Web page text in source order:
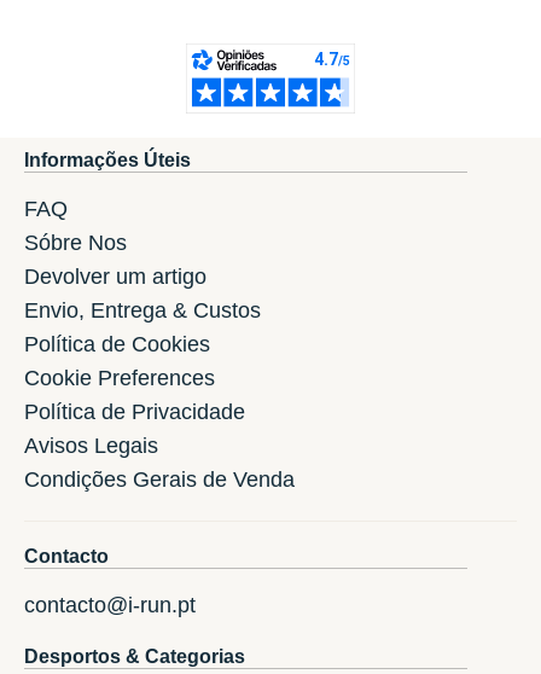
Informações Úteis
FAQ
Sóbre Nos
Devolver um artigo
Envio, Entrega & Custos
Política de Cookies
Cookie Preferences
Política de Privacidade
Avisos Legais
Condições Gerais de Venda
Contacto
contacto@i-run.pt
Desportos & Categorias